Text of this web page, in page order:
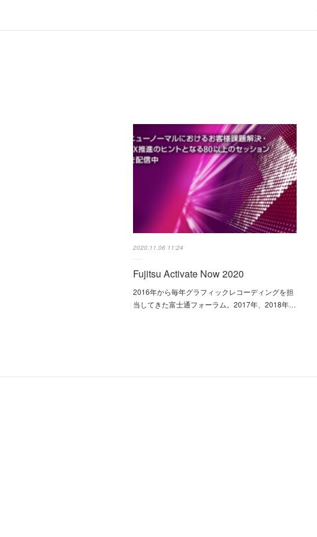
2020.11.06 11:24
Fujitsu Activate Now 2020
2016年から毎年グラフィックレコーディングを担
当してきた富士通フォーラム。2017年、2018年…